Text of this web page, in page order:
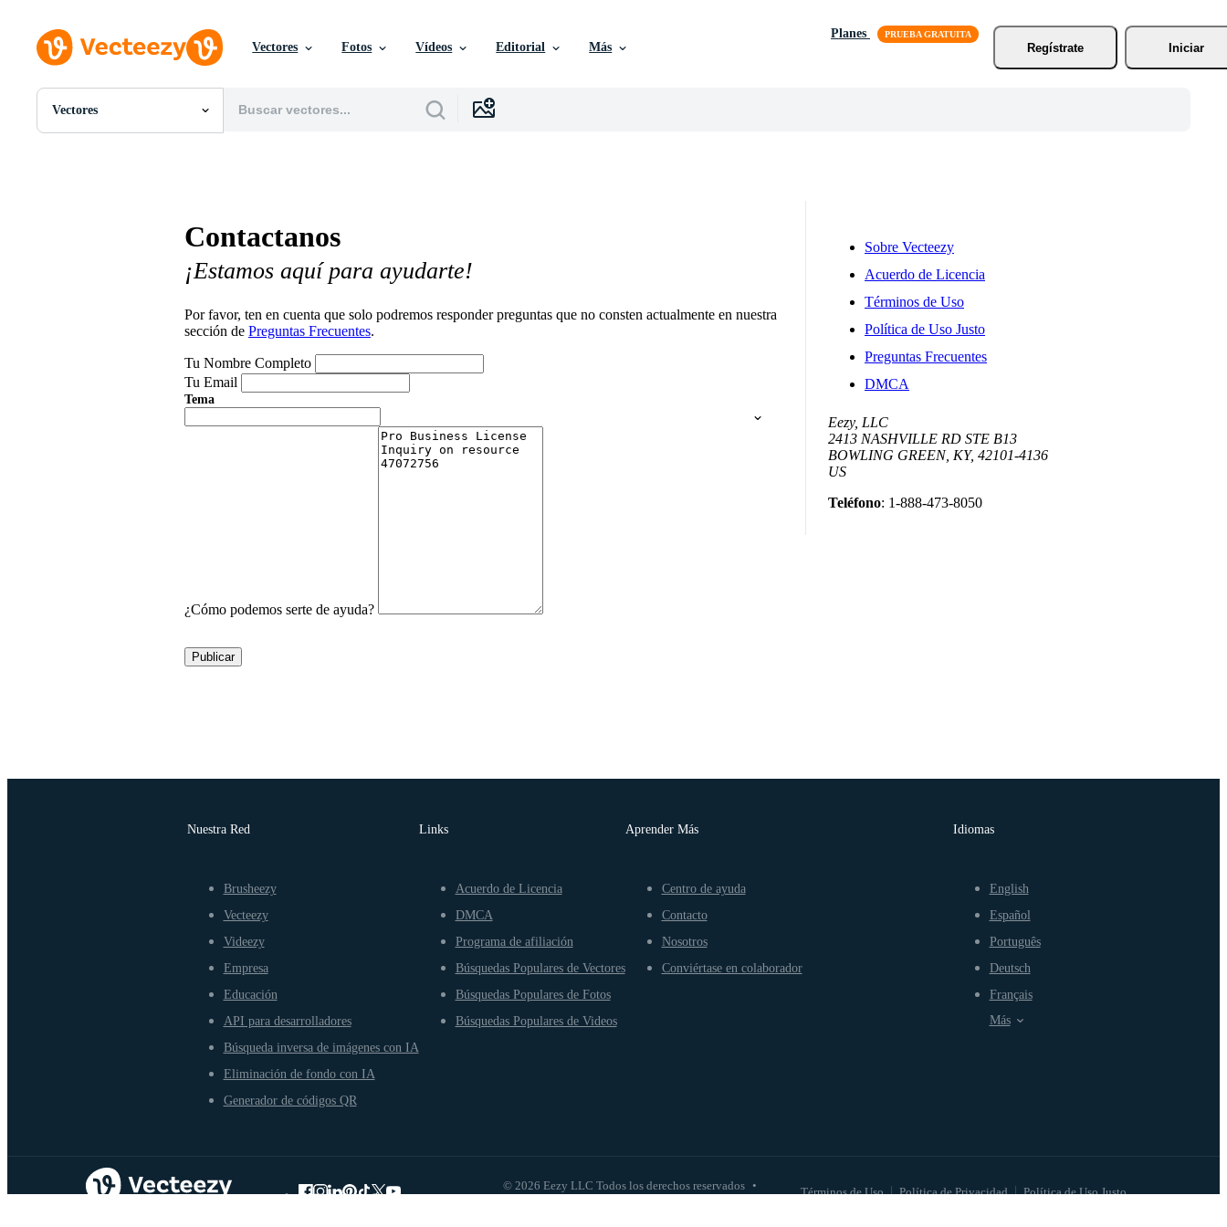
Vectores Fotos Vídeos Editorial Más
Planes
Regístrate
Iniciar
Vectores
Todas Imágenes
Gráficos en Movimiento
Contactanos
¡Estamos aquí para ayudarte!
Por favor, ten en cuenta que solo podremos responder preguntas que no consten actualmente en nuestra
sección de Preguntas Frecuentes.
Tu Nombre Completo
Tu Email
Tema
¿Cómo podemos serte de ayuda?
Publicar
Sobre Vecteezy
Acuerdo de Licencia
Términos de Uso
Política de Uso Justo
Preguntas Frecuentes
DMCA
Eezy, LLC
2413 NASHVILLE RD STE B13
BOWLING GREEN, KY, 42101-4136
US
Teléfono: 1-888-473-8050
Nuestra Red
Brusheezy
Vecteezy
Videezy
Empresa
Educación
API para desarrolladores
Búsqueda inversa de imágenes con IA
Eliminación de fondo con IA
Generador de códigos QR
Links
Acuerdo de Licencia
DMCA
Programa de afiliación
Búsquedas Populares de Vectores
Búsquedas Populares de Fotos
Búsquedas Populares de Videos
Aprender Más
Centro de ayuda
Contacto
Nosotros
Conviértase en colaborador
© 2026 Eezy LLC Todos los derechos reservados • Términos de Uso Política de Privacidad Política de Uso Justo
Idiomas
English
Español
Português
Deutsch
Français
Más